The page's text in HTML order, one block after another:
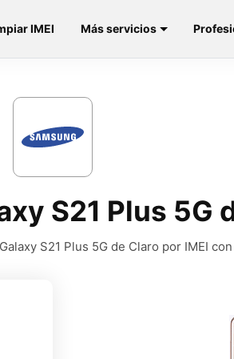
IMEI Más servicios
S21 Plus 5G
S21 Plus 5G de Claro por IMEI